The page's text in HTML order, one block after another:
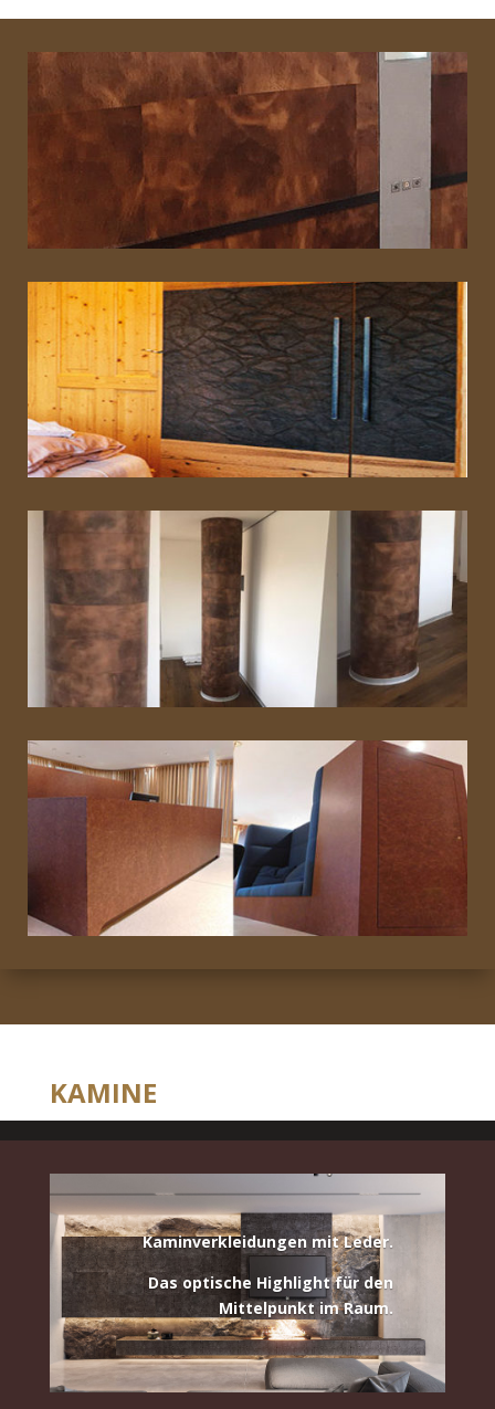
KAMINE
Kaminverkleidungen mit Leder.
Das optische Highlight für den
Mittelpunkt im Raum.